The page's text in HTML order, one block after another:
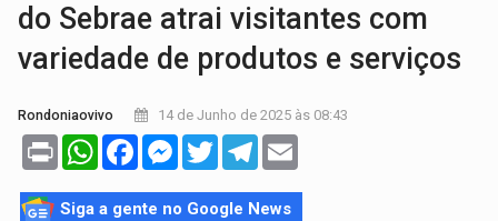
do Sebrae atrai visitantes com
variedade de produtos e serviços
Rondoniaovivo 14 de Junho de 2025 às 08:43
Print WhatsAppFacebookMessenger
TwitterTelegram
Siga a gente no Google News